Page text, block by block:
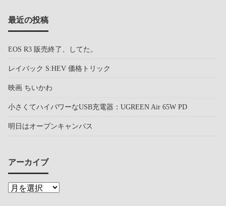
最近の投稿
EOS R3 販売終了、してた。
レイバック S:HEV 価格トリック
映画 ちいかわ
小さくてハイパワーなUSB充電器：UGREEN Air 65W PD
明日はオープンキャンパス
アーカイブ